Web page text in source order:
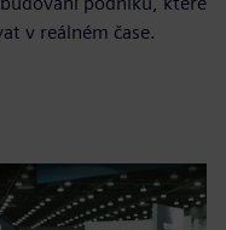
v reálném čase.